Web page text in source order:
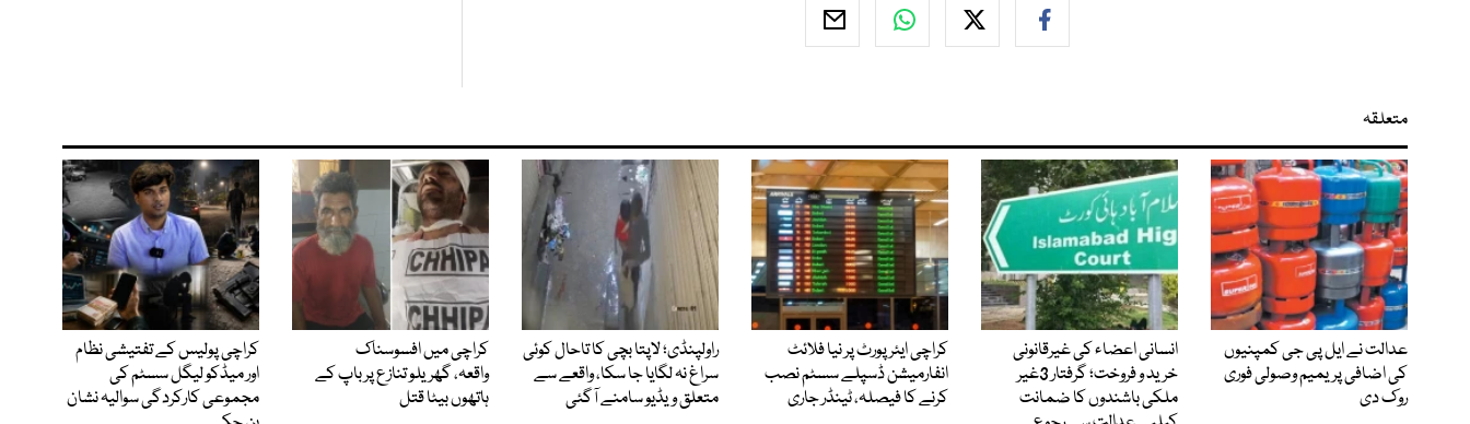
متعلقہ
عدالت نے ایل پی جی کمپنیوں
کی اضافی پریمیم وصولی فوری
روک دی
انسانی اعضاء کی غیرقانونی
خرید و فروخت؛ گرفتار 3غیر
ملکی باشندوں کا ضمانت
کراچی ایئرپورٹ پر نیا فلائٹ
انفارمیشن ڈسپلے سسٹم نصب
کرنے کا فیصلہ، ٹینڈر جاری
راولپنڈی؛ لاپتا بچی کا تاحال کوئی
سراغ نہ لگایا جا سکا، واقعے سے
متعلق ویڈیو سامنے آگئی
کراچی میں افسوسناک
واقعہ، گھریلو تنازع پر باپ کے
ہاتھوں بیٹا قتل
کراچی پولیس کے تفتیشی نظام
اور میڈکو لیگل سسٹم کی
مجموعی کارکردگی سوالیہ نشان